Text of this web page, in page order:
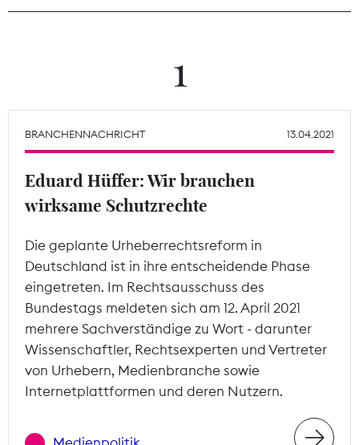
Theodor-Wolff-Preis
Mitgliederbereich
1
BRANCHENNACHRICHT 13.04.2021
Eduard Hüffer: Wir brauchen
wirksame Schutzrechte
Die geplante Urheberrechtsreform in
Deutschland ist in ihre entscheidende Phase
eingetreten. Im Rechtsausschuss des
Bundestags meldeten sich am 12. April 2021
mehrere Sachverständige zu Wort - darunter
Wissenschaftler, Rechtsexperten und Vertreter
von Urhebern, Medienbranche sowie
Internetplattformen und deren Nutzern.